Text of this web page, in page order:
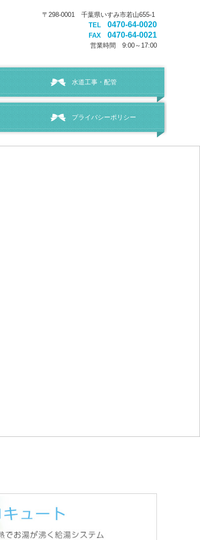
〒298-0001 千葉県いすみ市若山655-1
TEL 0470-64-0020
FAX 0470-64-0021
営業時間 9:00～17:00
水道工事・配管
プライバシーポリシー